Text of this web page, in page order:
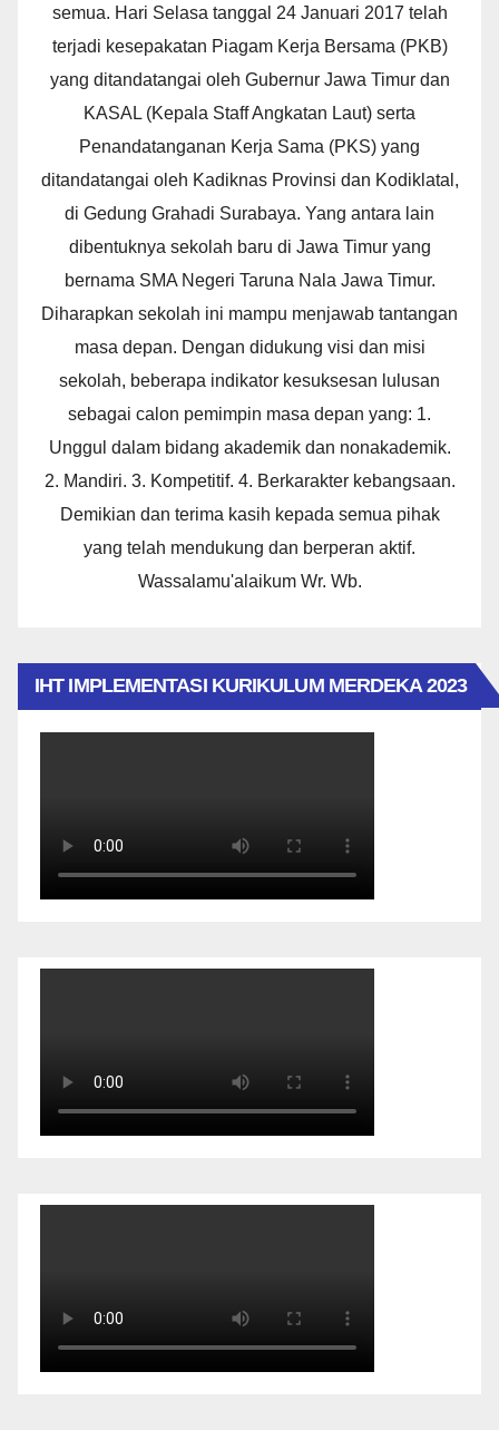
semua. Hari Selasa tanggal 24 Januari 2017 telah
terjadi kesepakatan Piagam Kerja Bersama (PKB)
yang ditandatangai oleh Gubernur Jawa Timur dan
KASAL (Kepala Staff Angkatan Laut) serta
Penandatanganan Kerja Sama (PKS) yang
ditandatangai oleh Kadiknas Provinsi dan Kodiklatal,
di Gedung Grahadi Surabaya. Yang antara lain
dibentuknya sekolah baru di Jawa Timur yang
bernama SMA Negeri Taruna Nala Jawa Timur.
Diharapkan sekolah ini mampu menjawab tantangan
masa depan. Dengan didukung visi dan misi
sekolah, beberapa indikator kesuksesan lulusan
sebagai calon pemimpin masa depan yang: 1.
Unggul dalam bidang akademik dan nonakademik.
2. Mandiri. 3. Kompetitif. 4. Berkarakter kebangsaan.
Demikian dan terima kasih kepada semua pihak
yang telah mendukung dan berperan aktif.
Wassalamu'alaikum Wr. Wb.
IHT IMPLEMENTASI KURIKULUM MERDEKA 2023